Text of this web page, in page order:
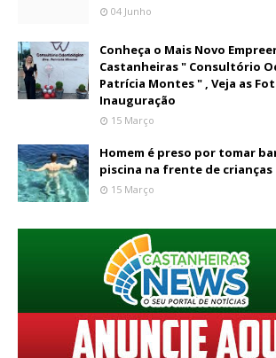
04 Junho
Conheça o Mais Novo
Castanheiras " Consultório
Patrícia Montes " , Veja as
Inauguração
15 Março
Homem é preso por tomar
piscina na frente de crianças
15 Março